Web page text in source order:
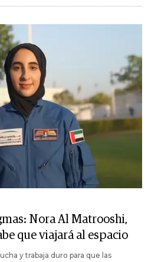
Nora Al Matrooshi,
que viajará al espacio
y trabaja duro para que las